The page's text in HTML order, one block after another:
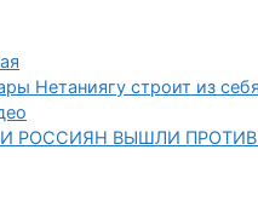
Нетаниягу строит из
РОССИЯН ВЫШЛИ